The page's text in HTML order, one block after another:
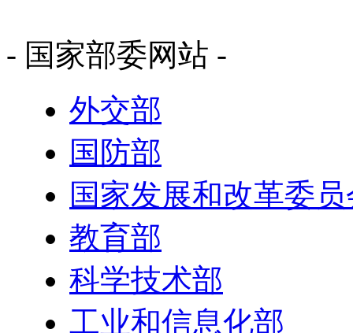
- 国家部委网站 -
外交部
国防部
国家发展和改革委
教育部
科学技术部
工业和信息化部